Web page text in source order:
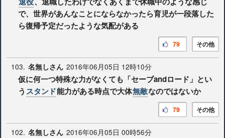
で、世界があんなことにならなかったら育児が一段落した
ら復帰予定だったような気配がある
その他
79
103. 名無しさん 2016年06月05日 12時10分
仮に何一つ特殊な力がなくても「セーブandロード」とい
う スタンド能力がある時点で大体無敵なのではないか
その他
79
102. 名無しさん 2016年06月05日 00時56分